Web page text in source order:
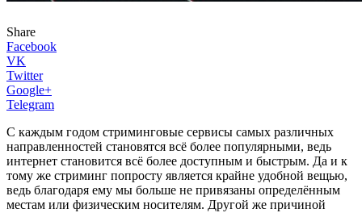
Share
Facebook
VK
Twitter
Google+
Telegram
С каждым годом стриминговые сервисы самых различных
направленностей становятся всё более популярными, ведь
интернет становится всё более доступным и быстрым. Да и к
тому же стриминг попросту является крайне удобной вещью,
ведь благодаря ему мы больше не привязаны определённым
местам или физическим носителям. Другой же причиной